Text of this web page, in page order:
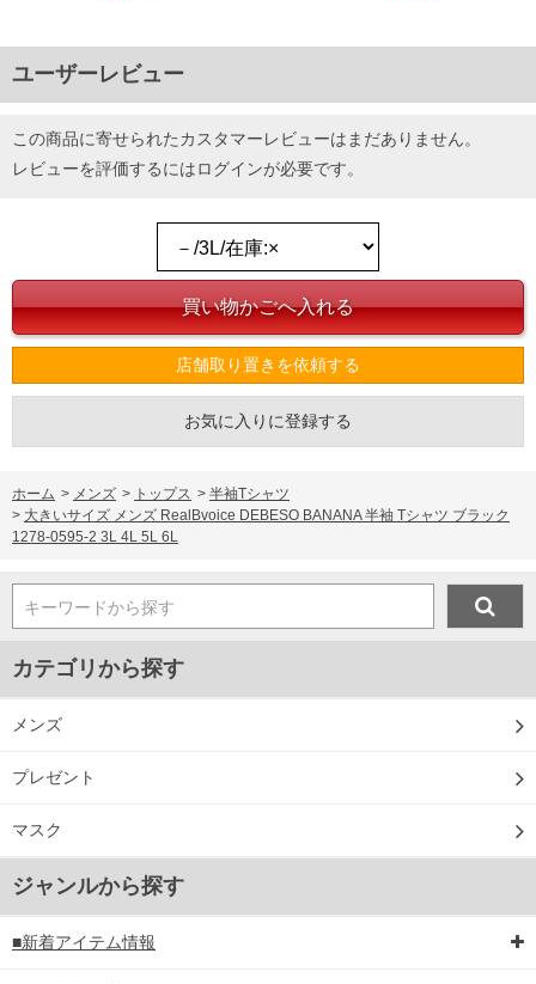
ユーザーレビュー
この商品に寄せられたカスタマーレビューはまだありません。
レビューを評価するにはログインが必要です。
店舗取り置きを依頼する
お気に入りに登録する
ホーム > メンズ > トップス > 半袖Tシャツ
> 大きいサイズ メンズ RealBvoice DEBESO BANANA 半袖 Tシャツ ブラック
1278-0595-2 3L 4L 5L 6L
キーワードから探す
カテゴリから探す
メンズ
プレゼント
マスク
ジャンルから探す
■新着アイテム情報